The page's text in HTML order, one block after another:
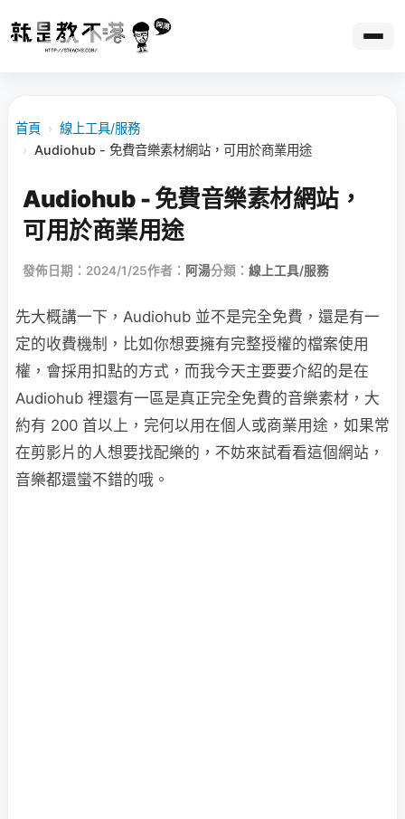
首頁 › 線上工具/服務
› Audiohub - 免費音樂素材網站，可用於商業用途
Audiohub - 免費音樂素材網站，
可用於商業用途
發佈日期：2024/1/25作者： 阿湯分類： 線上工具/服務
先大概講一下，Audiohub 並不是完全免費，還是有一
定的收費機制，比如你想要擁有完整授權的檔案使用
權，會採用扣點的方式，而我今天主要要介紹的是在
Audiohub 裡還有一區是真正完全免費的音樂素材，大
約有 200 首以上，完何以用在個人或商業用途，如果常
在剪影片的人想要找配樂的，不妨來試看看這個網站，
音樂都還蠻不錯的哦。